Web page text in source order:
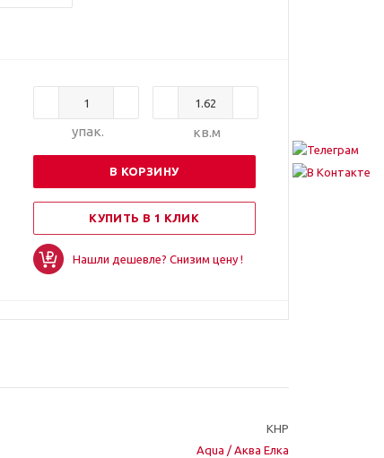
упак. кв.м
В КОРЗИНУ
КУПИТЬ В 1 КЛИК
Нашли дешевле? Снизим цену !
КНР
Aqua / Аква Елка